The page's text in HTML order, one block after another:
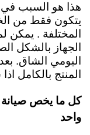
هذا هو السبب في
يتكون فقط من
المختلفة . يمكن
الجهاز بالشكل
اليومي الشاق.
المنتج بالكامل
كل ما يخص صيانة
واحد